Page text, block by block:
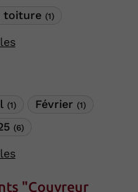
toiture (1)
(1) Février (1)
(6)
"Couvreur